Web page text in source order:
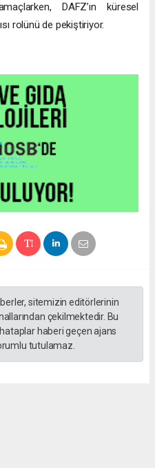
DAFZ’ın küresel
rolünü de pekiştiriyor.
sitemizin editörlerinin
çekilmektedir. Bu
haberi geçen ajans
tutulamaz.